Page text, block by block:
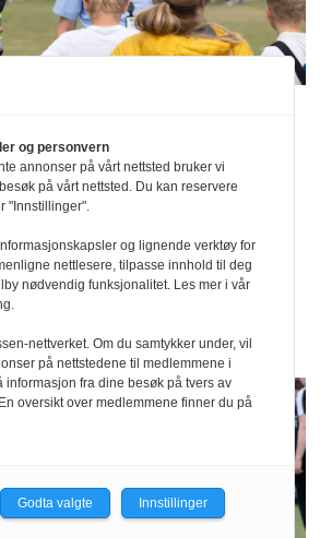
møter norsk
er redd for
samlet til fotballfest får
til å vise verden en
bygger på nærhet,
og personvern
annonser på vårt nettsted bruker vi
på vårt nettsted. Du kan reservere
"Innstillinger".
og lignende verktøy for
nettlesere, tilpasse innhold til deg
nødvendig funksjonalitet. Les mer i vår
nettverket. Om du samtykker under, vil
på nettstedene til medlemmene i
informasjon fra dine besøk på tvers av
oversikt over medlemmene finner du på
Godta valgte Innstillinger